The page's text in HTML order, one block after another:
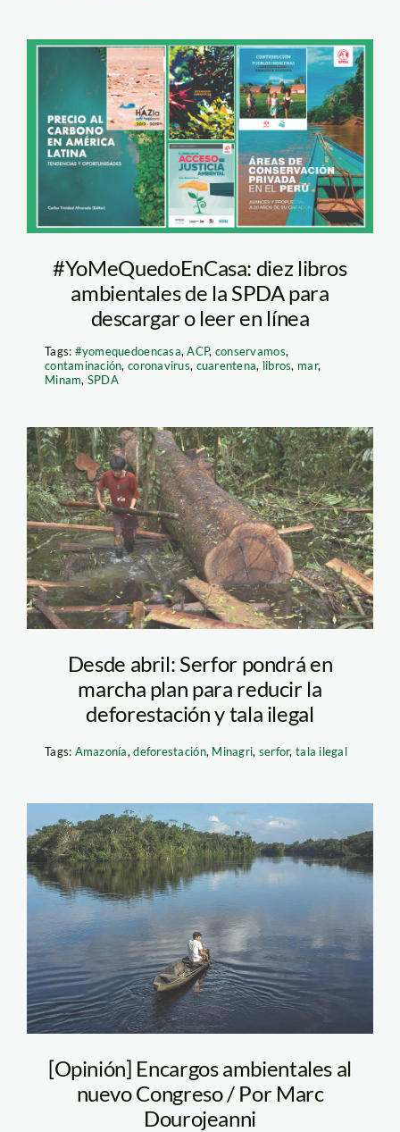
libros-ambientales-
spda
#YoMeQuedoEnCasa: diez libros
ambientales de la SPDA para
descargar o leer en línea
Tags: #yomequedoencasa,ACP, conservamos,
contaminación,coronavirus, cuarentena, libros, mar,
Minam, SPDA
shi09
Desde abril: Serfor pondrá en
marcha plan para reducir la
deforestación y tala ilegal
Tags: Amazonía,deforestación, Minagri, serfor, tala ilegal
Foto Conservacion
Especial – SPDA
[Opinión] Encargos ambientales al
nuevo Congreso / Por Marc
Dourojeanni